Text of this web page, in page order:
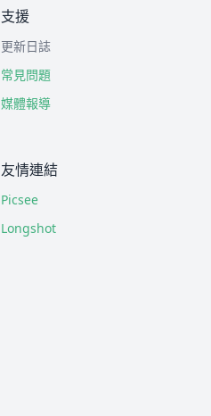
支援
更新日誌
常見問題
媒體報導
友情連結
Picsee
Longshot